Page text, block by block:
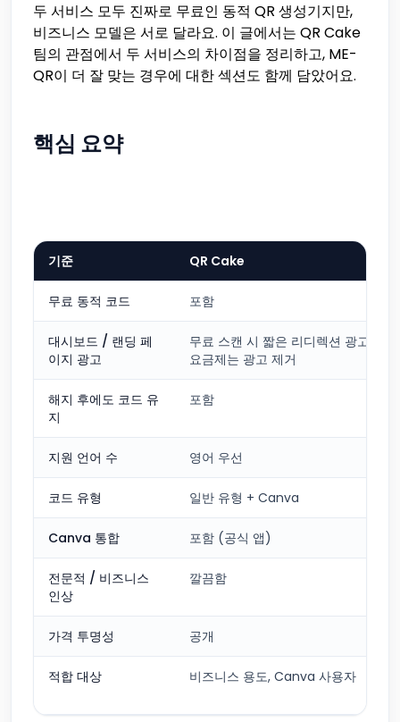
두 서비스 모두 진짜로 무료인 동적 QR 생성기지만,
비즈니스 모델은 서로 달라요. 이 글에서는 QR Cake
팀의 관점에서 두 서비스의 차이점을 정리하고, ME-
QR이 더 잘 맞는 경우에 대한 섹션도 함께 담았어요.
핵심 요약
기준 QR Cake
무료 동적 코드 포함
대시보드 / 랜딩 페
이지 광고
무료 스캔 시 짧은 리디렉션 광고가
요금제는 광고 제거
해지 후에도 코드 유
지
포함
지원 언어 수 영어 우선
코드 유형 일반 유형 + Canva
Canva 통합 포함 (공식 앱)
전문적 / 비즈니스
인상
깔끔함
가격 투명성 공개
적합 대상 비즈니스 용도, Canva 사용자